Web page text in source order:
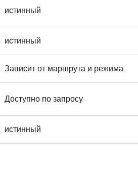
истинный
истинный
Зависит от маршрута и режима
Доступно по запросу
истинный